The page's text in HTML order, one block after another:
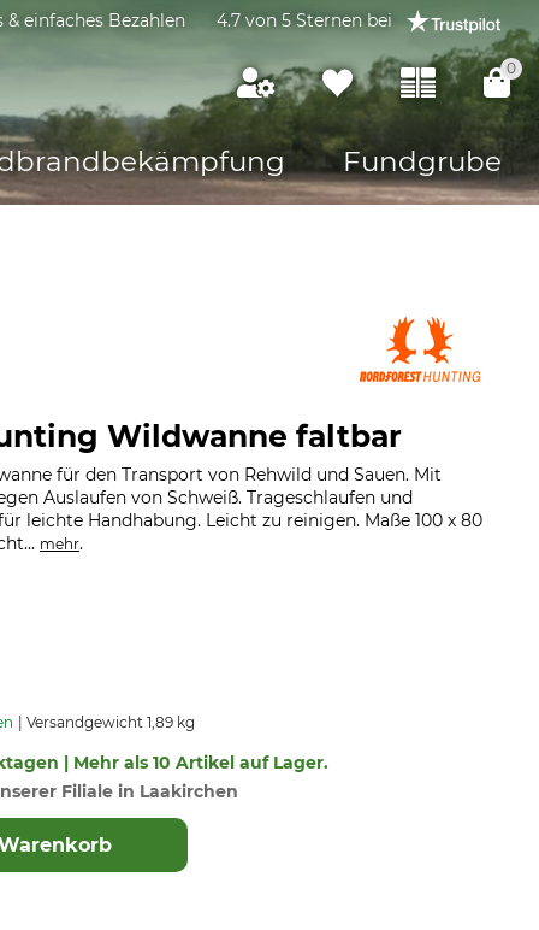
& einfaches Bezahlen 4.7 von 5 Sternen bei
0
Fundgrube
Wildwanne faltbar
für den Transport von Rehwild und Sauen. Mit
Auslaufen von Schweiß. Trageschlaufen und
leichte Handhabung. Leicht zu reinigen. Maße 100 x 80
mehr.
Versandgewicht 1,89 kg
| Mehr als 10 Artikel auf Lager.
Filiale in Laakirchen